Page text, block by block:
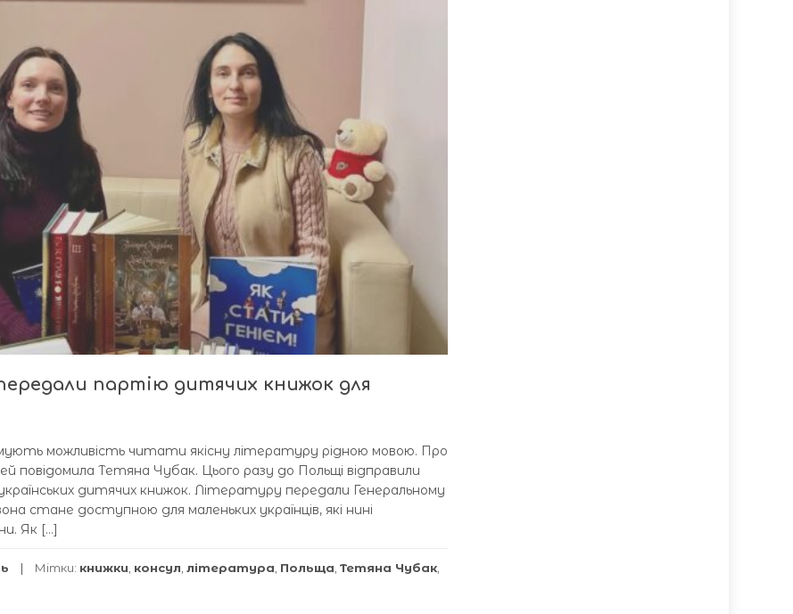
партію дитячих книжок для
можливість читати якісну літературу рідною мовою. Про
повідомила Тетяна Чубак. Цього разу до Польщі відправили
дитячих книжок. Літературу передали Генеральному
стане доступною для маленьких українців, які нині
Як […]
Мітки: книжки консул література Польща Тетяна Чубак